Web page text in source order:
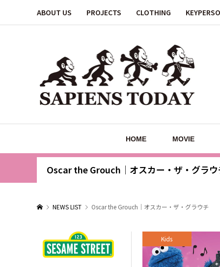
ABOUT US PROJECTS CLOTHING
HOME MOVIE
Oscar the Grouch｜オスカー・ザ・グラウ
NEWS LIST Oscar the Grouch｜オスカー・ザ・グラウチ
Kids